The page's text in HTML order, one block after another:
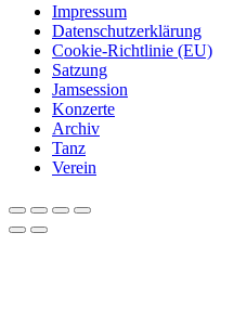
Impressum
Datenschutzerklärung
Cookie-Richtlinie (EU)
Satzung
Jamsession
Konzerte
Archiv
Tanz
Verein